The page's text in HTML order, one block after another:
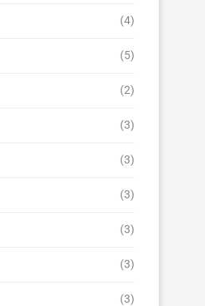
(4)
(5)
(2)
(3)
(3)
(3)
(3)
(3)
(3)